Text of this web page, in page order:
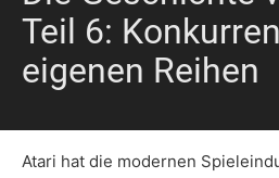
Teil 6:
eigenen Reihen
Atari hat die modernen